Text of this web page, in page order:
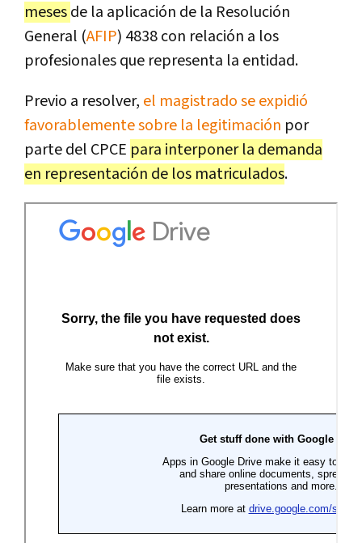
mesesde la aplicación de la Resolución
General (AFIP) 4838 con relación a los
profesionales que representa la entidad.
Previo a resolver, el magistrado se expidió
favorablemente sobre la legitimación por
parte del CPCE para interponer la demanda
en representación de los matriculados.